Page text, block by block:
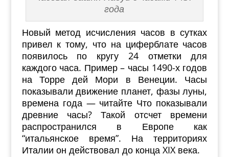
года
Новый метод исчисления часов в сутках
привел к тому, что на циферблате часов
появилось по кругу 24 отметки для
каждого часа. Пример – часы 1490-х годов
на Торре дей Мори в Венеции. Часы
показывали движение планет, фазы луны,
времена года — читайте Что показывали
древние часы? Такой отсчет времени
распространился в Европе как
“итальянское время”. На территориях
Италии он действовал до конца XIX века.